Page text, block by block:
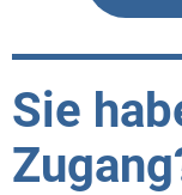
Sie